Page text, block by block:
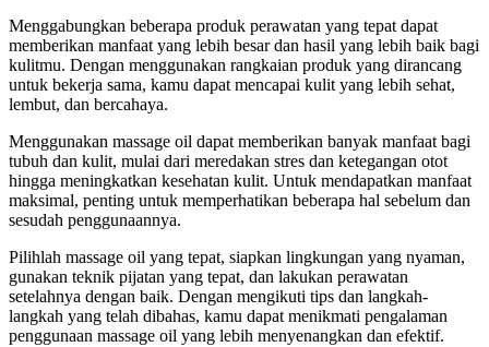
Menggabungkan beberapa produk perawatan yang tepat dapat
memberikan manfaat yang lebih besar dan hasil yang lebih baik bagi
kulitmu. Dengan menggunakan rangkaian produk yang dirancang
untuk bekerja sama, kamu dapat mencapai kulit yang lebih sehat,
lembut, dan bercahaya.
Menggunakan massage oil dapat memberikan banyak manfaat bagi
tubuh dan kulit, mulai dari meredakan stres dan ketegangan otot
hingga meningkatkan kesehatan kulit. Untuk mendapatkan manfaat
maksimal, penting untuk memperhatikan beberapa hal sebelum dan
sesudah penggunaannya.
Pilihlah massage oil yang tepat, siapkan lingkungan yang nyaman,
gunakan teknik pijatan yang tepat, dan lakukan perawatan
setelahnya dengan baik. Dengan mengikuti tips dan langkah-
langkah yang telah dibahas, kamu dapat menikmati pengalaman
penggunaan massage oil yang lebih menyenangkan dan efektif.